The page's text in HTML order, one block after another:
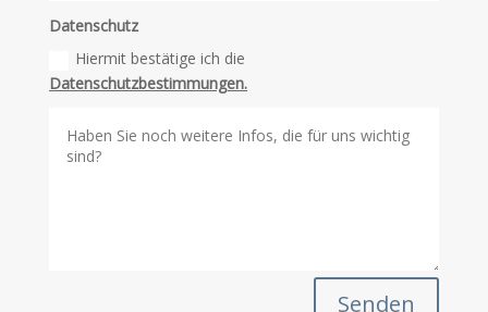
Datenschutz
Hiermit bestätige ich die
Datenschutzbestimmungen.
Senden